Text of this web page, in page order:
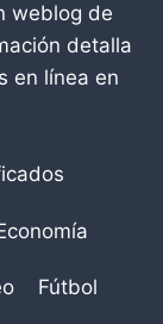
weblog de
detalla
en línea en
Fútbol